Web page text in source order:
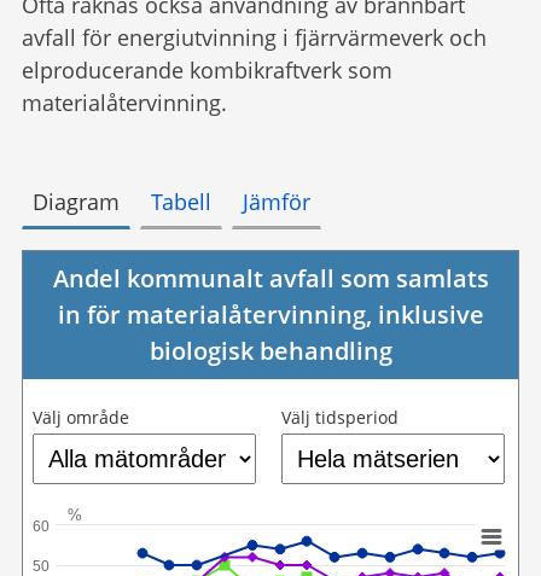
avfall för energiutvinning i fjärrvärmeverk och
elproducerande kombikraftverk som
materialåtervinning.
Diagram Tabell Jämför
Andel kommunalt avfall som samlats
in för materialåtervinning, inklusive
biologisk behandling
Välj område Välj tidsperiod
%
50
60